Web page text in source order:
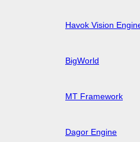
Havok Vision
BigWorld
MT Framework
Dagor Engine